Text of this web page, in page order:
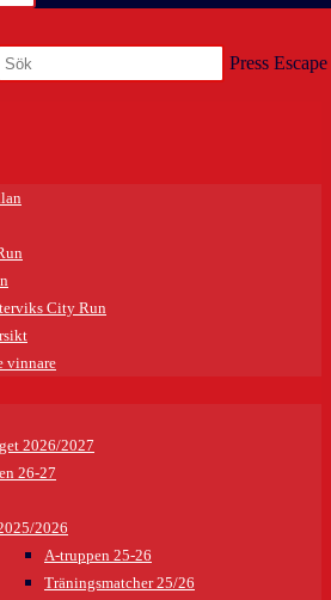
Press
City Run
vinnare
2026/2027
26-27
2026
A-truppen 25-26
Träningsmatcher 25/26